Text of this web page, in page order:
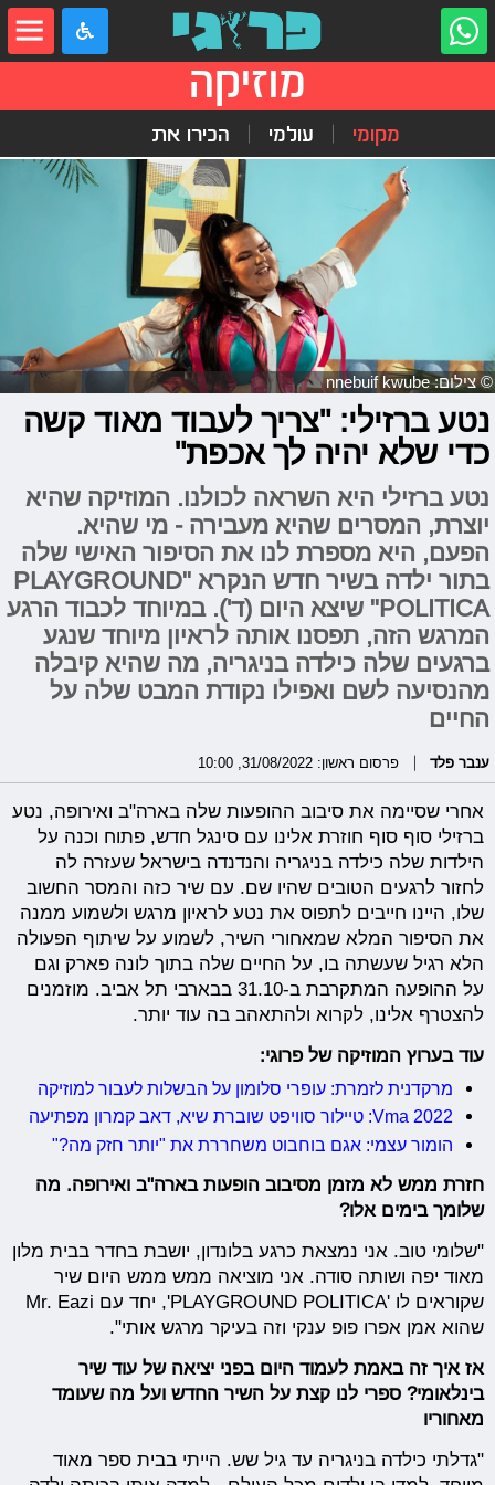
מוזיקה
מקומי עולמי הכירו את
© צילום: nnebuif kwube
נטע ברזילי: "צריך לעבוד מאוד קשה
כדי שלא יהיה לך אכפת"
נטע ברזילי היא השראה לכולנו. המוזיקה שהיא
יוצרת, המסרים שהיא מעבירה - מי שהיא.
הפעם, היא מספרת לנו את הסיפור האישי שלה
בתור ילדה בשיר חדש הנקרא "PLAYGROUND
POLITICA" שיצא היום (ד'). במיוחד לכבוד הרגע
המרגש הזה, תפסנו אותה לראיון מיוחד שנגע
ברגעים שלה כילדה בניגריה, מה שהיא קיבלה
מהנסיעה לשם ואפילו נקודת המבט שלה על
החיים
ענבר פלד פרסום ראשון: 31/08/2022, 10:00
אחרי שסיימה את סיבוב ההופעות שלה בארה"ב ואירופה, נטע
ברזילי סוף סוף חוזרת אלינו עם סינגל חדש, פתוח וכנה על
הילדות שלה כילדה בניגריה והנדנדה בישראל שעזרה לה
לחזור לרגעים הטובים שהיו שם. עם שיר כזה והמסר החשוב
שלו, היינו חייבים לתפוס את נטע לראיון מרגש ולשמוע ממנה
את הסיפור המלא שמאחורי השיר, לשמוע על שיתוף הפעולה
הלא רגיל שעשתה בו, על החיים שלה בתוך לונה פארק וגם
על ההופעה המתקרבת ב-31.10 בבארבי תל אביב. מוזמנים
להצטרף אלינו, לקרוא ולהתאהב בה עוד יותר.
עוד בערוץ המוזיקה של פרוגי:
מרקדנית לזמרת: עופרי סלומון על הבשלות לעבור למוזיקה
Vma 2022: טיילור סוויפט שוברת שיא, דאב קמרון מפתיעה
הומור עצמי: אגם בוחבוט משחררת את "יותר חזק מה?"
חזרת ממש לא מזמן מסיבוב הופעות בארה"ב ואירופה. מה
שלומך בימים אלו?
"שלומי טוב. אני נמצאת כרגע בלונדון, יושבת בחדר בבית מלון
מאוד יפה ושותה סודה. אני מוציאה ממש ממש היום שיר
שקוראים לו 'PLAYGROUND POLITICA', יחד עם Mr. Eazi
שהוא אמן אפרו פופ ענקי וזה בעיקר מרגש אותי".
אז איך זה באמת לעמוד היום בפני יציאה של עוד שיר
בינלאומי? ספרי לנו קצת על השיר החדש ועל מה שעומד
מאחוריו
"גדלתי כילדה בניגריה עד גיל שש. הייתי בבית ספר מאוד